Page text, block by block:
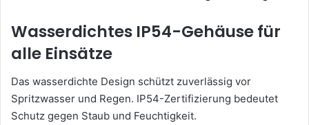
Wasserdichtes IP54-Gehäuse für
alle Einsätze
Das wasserdichte Design schützt zuverlässig vor
Spritzwasser und Regen. IP54-Zertifizierung bedeutet
Schutz gegen Staub und Feuchtigkeit.